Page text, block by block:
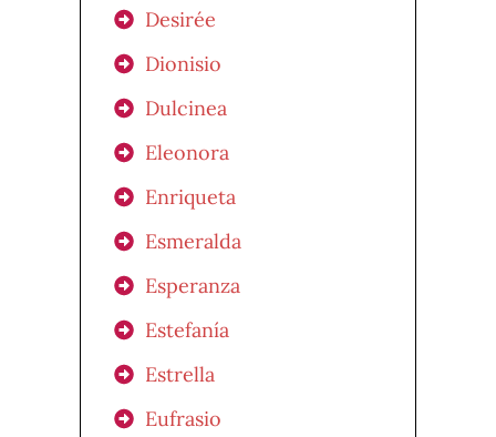
Desirée
Dionisio
Dulcinea
Eleonora
Enriqueta
Esmeralda
Esperanza
Estefanía
Estrella
Eufrasio